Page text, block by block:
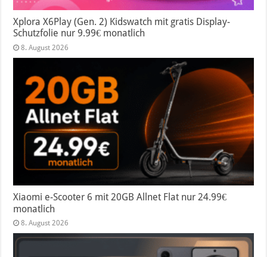
Xplora X6Play (Gen. 2) Kidswatch mit gratis Display-
Schutzfolie nur 9.99€ monatlich
8. August 2026
Xiaomi e-Scooter 6 mit 20GB Allnet Flat nur 24.99€
monatlich
8. August 2026